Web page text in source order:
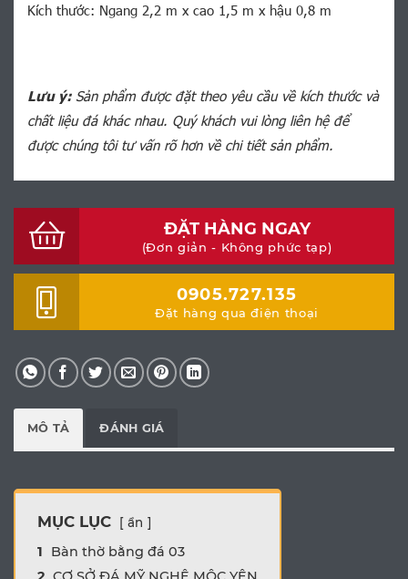
Kích thước: Ngang 2,2 m x cao 1,5 m x hậu 0,8 m
Lưu ý:Sản phẩm được đặt theo yêu cầu về kích thước và
chất liệu đá khác nhau. Quý khách vui lòng liên hệ để
được chúng tôi tư vấn rõ hơn về chi tiết sản phẩm.
ĐẶT HÀNG NGAY
(Đơn giản - Không phức tạp)
0905.727.135
Đặt hàng qua điện thoại
MÔ TẢ ĐÁNH GIÁ
MỤC LỤC ẩn
1
Bàn thờ bằng đá 03